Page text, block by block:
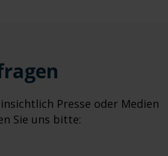
Presse oder Medien
Sie uns bitte: